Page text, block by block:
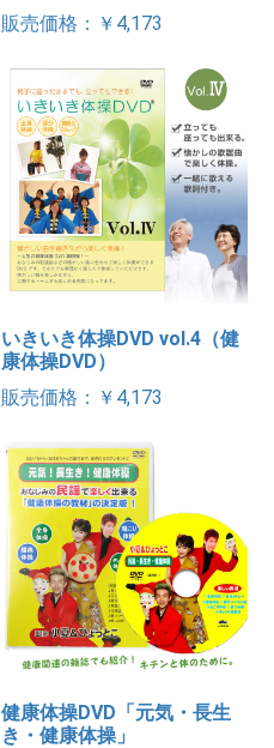
販売価格：￥4,173
いきいき体操DVD vol.4（健
康体操DVD）
販売価格：￥4,173
健康体操DVD「元気・長生
き・健康体操」